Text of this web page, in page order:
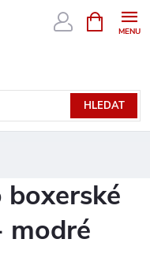
HLEDAT
NÁKUPNÍ
KOŠÍK
boxerské
modré